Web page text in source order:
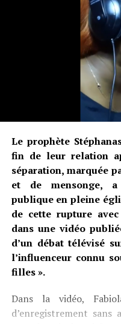
Le prophète
fin de leur relation
séparation, marquée
et de mensonge,
publique en pleine
de cette rupture
dans une vidéo
d’un débat télévisé
l’influenceur connu
filles ».
Dans la vidéo,
d’enregistrement